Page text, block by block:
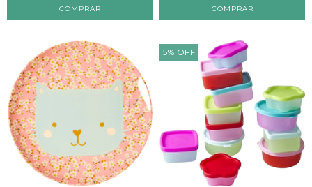
COMPRAR
5% OFF